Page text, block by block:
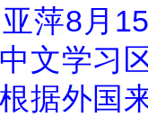
萍8 月 15
文学习
据外国